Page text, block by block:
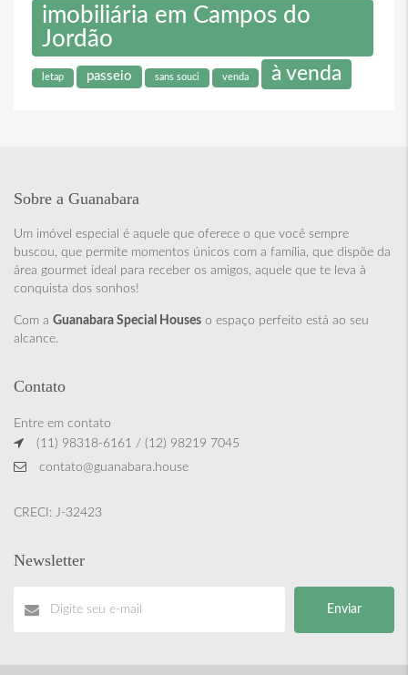
imobiliária em Campos do
Jordão
letap passeio sans souci venda à venda
Sobre a Guanabara
Um imóvel especial é aquele que oferece o que você sempre
buscou, que permite momentos únicos com a família, que dispõe da
área gourmet ideal para receber os amigos, aquele que te leva à
conquista dos sonhos!
Com a Guanabara Special Houses o espaço perfeito está ao seu
alcance.
Contato
Entre em contato
(11) 98318-6161 / (12) 98219 7045
contato@guanabara.house
CRECI: J-32423
Newsletter
Enviar